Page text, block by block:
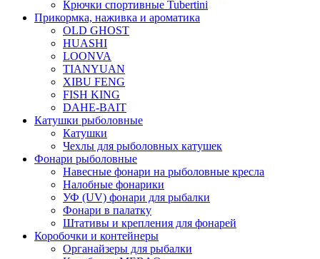
Крючки спортивные Tubertini
Прикормка, наживка и ароматика
OLD GHOST
HUASHI
LOONVA
TIANYUAN
XIBU FENG
FISH KING
DAHE-BAIT
Катушки рыболовные
Катушки
Чехлы для рыболовных катушек
Фонари рыболовные
Навесные фонари на рыболовные кресла
Налобные фонарики
УФ (UV) фонари для рыбалки
Фонари в палатку
Штативы и крепления для фонарей
Коробочки и контейнеры
Органайзеры для рыбалки